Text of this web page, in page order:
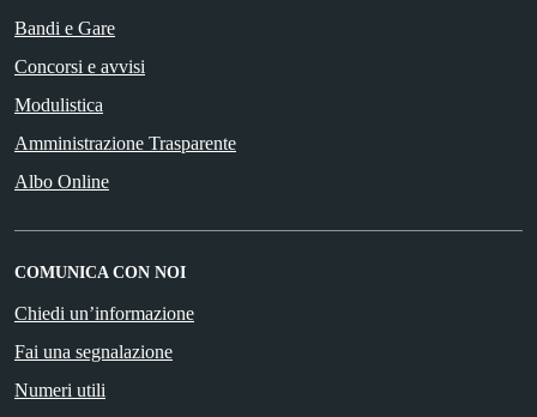
Bandi e Gare
Concorsi e avvisi
Modulistica
Amministrazione Trasparente
Albo Online
COMUNICA CON NOI
Chiedi un’informazione
Fai una segnalazione
Numeri utili